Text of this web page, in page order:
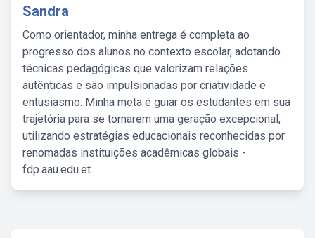
Sandra
Como orientador, minha entrega é completa ao
progresso dos alunos no contexto escolar, adotando
técnicas pedagógicas que valorizam relações
autênticas e são impulsionadas por criatividade e
entusiasmo. Minha meta é guiar os estudantes em sua
trajetória para se tornarem uma geração excepcional,
utilizando estratégias educacionais reconhecidas por
renomadas instituições acadêmicas globais -
fdp.aau.edu.et.